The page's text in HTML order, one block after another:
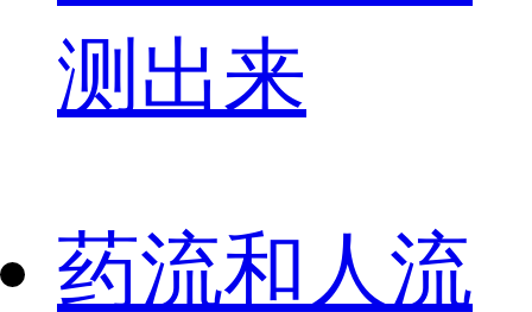
测出来
药流和人流